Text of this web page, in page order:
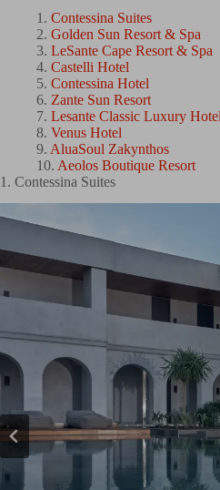
Contessina Suites
Golden Sun Resort & Spa
LeSante Cape Resort & Spa
Castelli Hotel
Contessina Hotel
Zante Sun Resort
Lesante Classic Luxury
Venus Hotel
AluaSoul Zakynthos
Aeolos Boutique Resort
1. Contessina Suites